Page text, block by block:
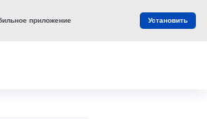
приложение Установить